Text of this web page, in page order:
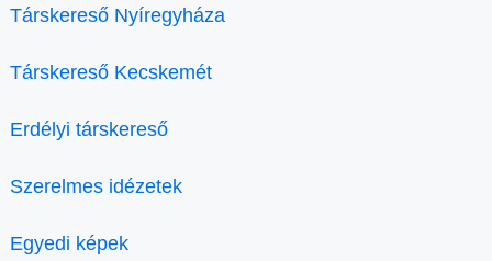
Társkereső Nyíregyháza
Társkereső Kecskemét
Erdélyi társkereső
Szerelmes idézetek
Egyedi képek